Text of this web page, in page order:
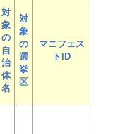
対
象
の
自
治
体
名
対
象
の
選
挙
区
マニフェス
トID